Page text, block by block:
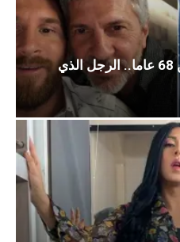
رحيل والد ليونيل ميسي عن 68 عاما.. الرجل الذي